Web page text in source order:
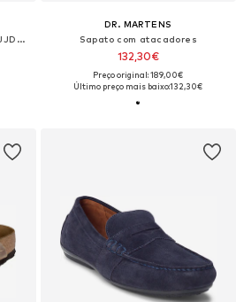
Slimfit Calças chino 'JJIMarco JJDave'
DR. MARTENS
Sapato com atacadores
132,30€
Preço original: 189,00€
Último preço mais baixo:132,30€